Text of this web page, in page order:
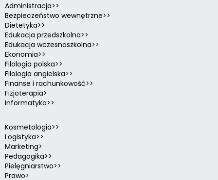
Administracja>>
Bezpieczeństwo wewnętrzne>>
Dietetyka>>
Edukacja przedszkolna>>
Edukacja wczesnoszkolna>>
Ekonomia>>
Filologia polska>>
Filologia angielska>>
Finanse i rachunkowość>>
Fizjoterapia>
Informatyka>>
Kosmetologia>>
Logistyka>>
Marketing>
Pedagogika>>
Pielęgniarstwo>>
Prawo>